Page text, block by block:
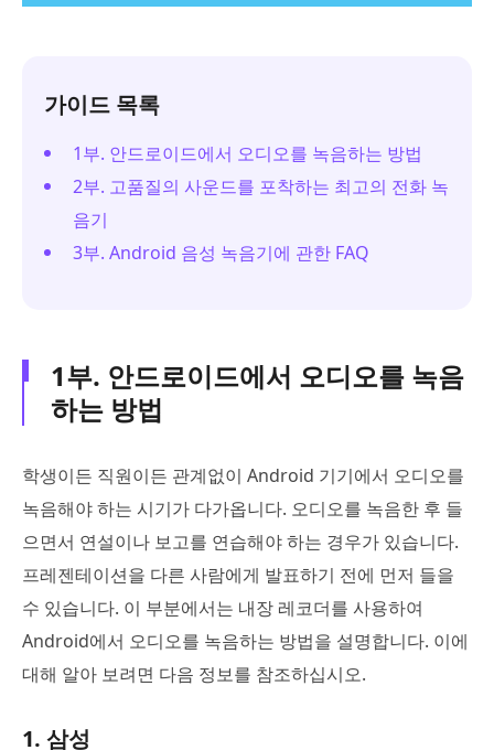
가이드 목록
1부. 안드로이드에서 오디오를 녹음하는 방법
2부. 고품질의 사운드를 포착하는 최고의 전화 녹
음기
3부. Android 음성 녹음기에 관한 FAQ
1부. 안드로이드에서 오디오를 녹음
하는 방법
학생이든 직원이든 관계없이 Android 기기에서 오디오를
녹음해야 하는 시기가 다가옵니다. 오디오를 녹음한 후 들
으면서 연설이나 보고를 연습해야 하는 경우가 있습니다.
프레젠테이션을 다른 사람에게 발표하기 전에 먼저 들을
수 있습니다. 이 부분에서는 내장 레코더를 사용하여
Android에서 오디오를 녹음하는 방법을 설명합니다. 이에
대해 알아 보려면 다음 정보를 참조하십시오.
1. 삼성